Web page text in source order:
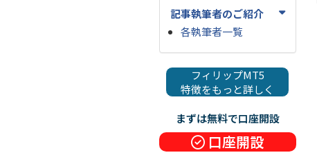
記事執筆者のご紹介
各執筆者一覧
フィリップMT5
特徴をもっと詳しく
まずは無料で口座開設
口座開設